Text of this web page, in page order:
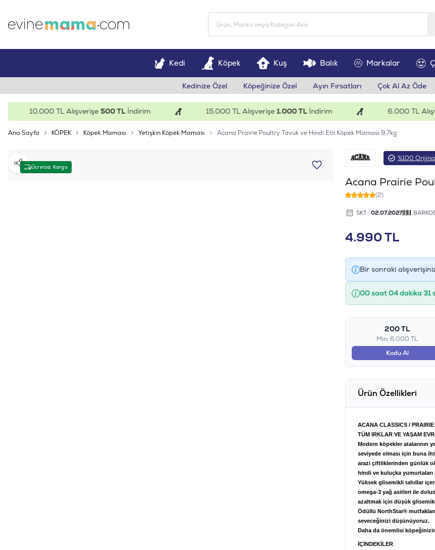
Kedi Köpek Kuş Balık Markalar
Kedinize Özel Köpeğinize Özel Ayın Fırsatları Çok Al Az Öde
10.000 TL Alışverişe500 TLİndirim 15.000 TL Alışverişe1.000 TLİndirim 6.000 TL
Ana Sayfa KÖPEK Köpek Maması Yetişkin Köpek Maması Acana Prairie Poultry Tavuk ve Hindi Etli Köpek Maması 9,7kg
Ücretsiz Kargo
Paylaş
%100
Acana Prairie
(2)
SKT: 02.07.2027
4.990TL
Bir sonraki
00 saat 04 dakika 31
200 TL
Min: 6.000 TL
Kodu Al
Ürün Özellikleri
ACANA CLASSICS /
TÜM IRKLAR VE YAŞAM
Modern köpekler atalarının
seviyede olması için buna
arazi çiftliklerinden günlük
hindi ve kuluçka yumurtaları
Yüksek glisemikli tahıllar
omega-3 yağ asitleri ile
azaltmak için düşük
Ödüllü NorthStar®
seveceğinizi düşünüyoruz.
Daha da önemlisi
İÇİNDEKİLER